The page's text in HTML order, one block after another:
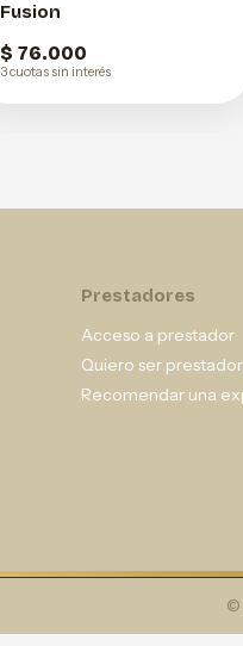
Fusion
$ 76.000
3 cuotas sin interés
Prestadores
Acceso a prestador
Quiero ser prestador
Recomendar una
©